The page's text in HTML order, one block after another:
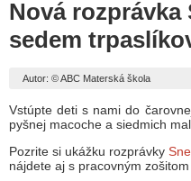
Nová rozprávka
sedem
Autor: © ABC Materská škola
Vstúpte deti s nami do
pyšnej macoche a siedmich
Pozrite si ukážku rozprávky
nájdete aj s pracovným